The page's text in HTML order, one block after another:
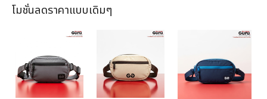
โมชั่นลดราคาแบบเดิมๆ